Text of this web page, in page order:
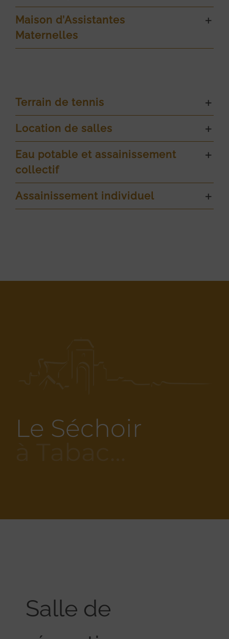
Maison d’Assistantes
Maternelles
Terrain de tennis
Location de salles
Eau potable et assainissement
collectif
Assainissement individuel
Le Séchoir
Salle de